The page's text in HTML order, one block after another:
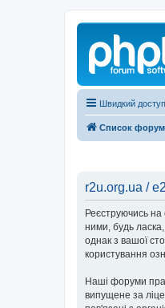
Швидкий доступ
Список
r2u.org.ua /
Реєструючись
ними, будь
однак з вашої
користування
Наші форуми
випущене за